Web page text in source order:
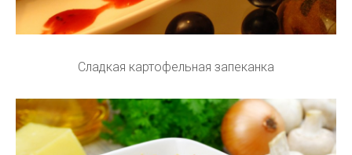
Сладкая картофельная запеканка